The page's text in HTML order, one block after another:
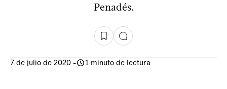
Penadés.
7 de julio de 2020 - 1 minuto de lectura